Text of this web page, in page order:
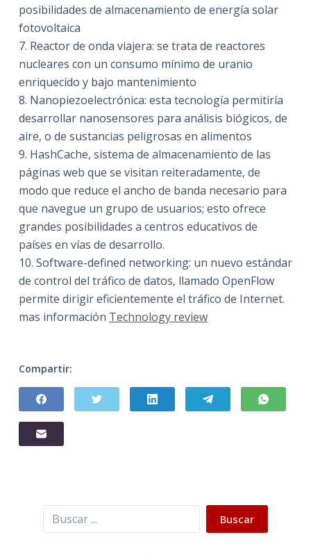
posibilidades de almacenamiento de energía solar
fotovoltaica
7. Reactor de onda viajera: se trata de reactores
nucleares con un consumo mínimo de uranio
enriquecido y bajo mantenimiento
8. Nanopiezoelectrónica: esta tecnología permitiría
desarrollar nanosensores para análisis biógicos, de
aire, o de sustancias peligrosas en alimentos
9. HashCache, sistema de almacenamiento de las
páginas web que se visitan reiteradamente, de
modo que reduce el ancho de banda necesario para
que navegue un grupo de usuarios; esto ofrece
grandes posibilidades a centros educativos de
países en vías de desarrollo.
10. Software-defined networking: un nuevo estándar
de control del tráfico de datos, llamado OpenFlow
permite dirigir eficientemente el tráfico de Internet.
mas información Technology review
Compartir:
Buscar Buscar